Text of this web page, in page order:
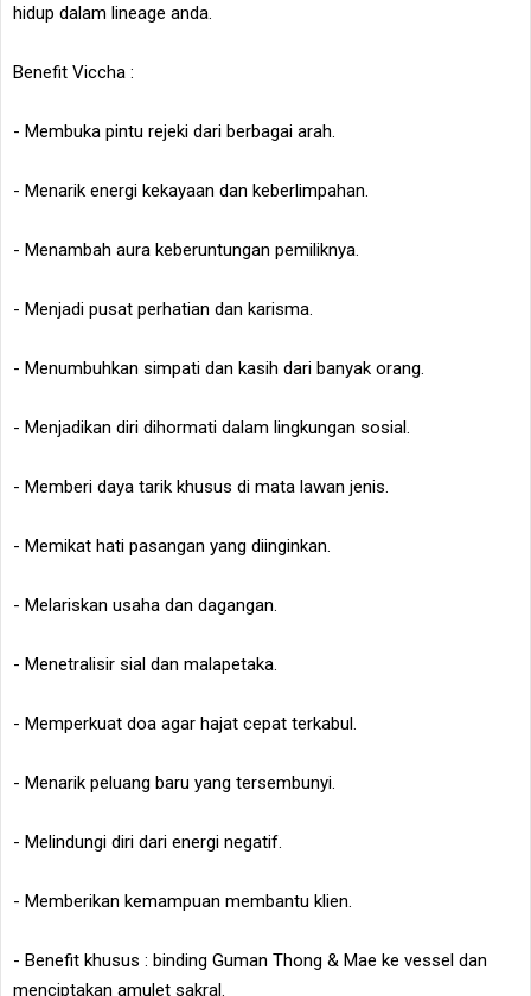
hidup dalam lineage anda.
Benefit Viccha :
- Membuka pintu rejeki dari berbagai arah.
- Menarik energi kekayaan dan keberlimpahan.
- Menambah aura keberuntungan pemiliknya.
- Menjadi pusat perhatian dan karisma.
- Menumbuhkan simpati dan kasih dari banyak orang.
- Menjadikan diri dihormati dalam lingkungan sosial.
- Memberi daya tarik khusus di mata lawan jenis.
- Memikat hati pasangan yang diinginkan.
- Melariskan usaha dan dagangan.
- Menetralisir sial dan malapetaka.
- Memperkuat doa agar hajat cepat terkabul.
- Menarik peluang baru yang tersembunyi.
- Melindungi diri dari energi negatif.
- Memberikan kemampuan membantu klien.
- Benefit khusus : binding Guman Thong & Mae ke vessel dan
menciptakan amulet sakral.